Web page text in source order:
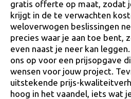
gratis offerte op maat, zodat
krijgt in de te verwachten
weloverwogen beslissingen
precies waar je aan toe bent,
even naast je neer kan
ons op voor een prijsopgave
wensen voor jouw project.
uitstekende prijs-
hoog in het vaandel, iets wat